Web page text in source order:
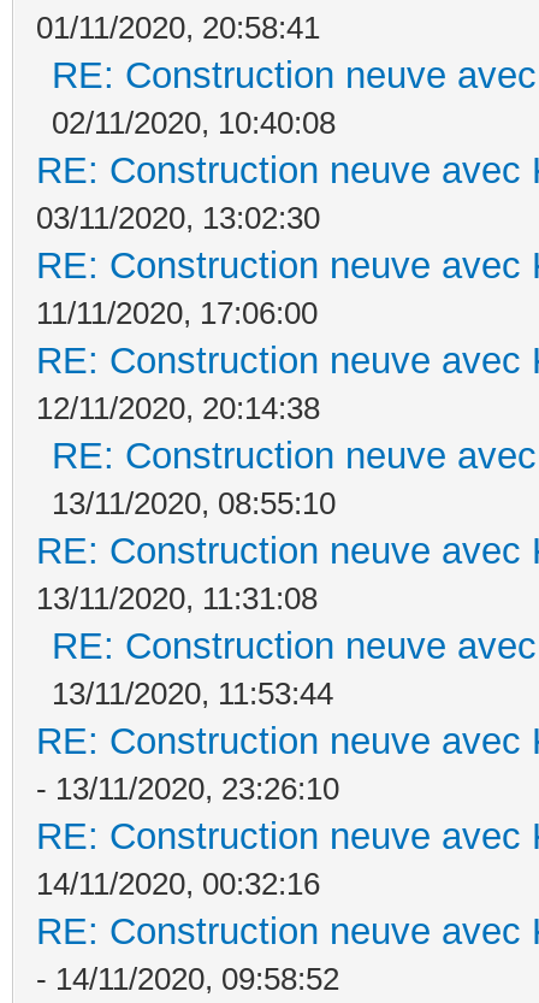
01/11/2020, 20:58:41
RE: Construction neuve
02/11/2020, 10:40:08
RE: Construction neuve avec
03/11/2020, 13:02:30
RE: Construction neuve avec
11/11/2020, 17:06:00
RE: Construction neuve avec
12/11/2020, 20:14:38
RE: Construction neuve
13/11/2020, 08:55:10
RE: Construction neuve avec
13/11/2020, 11:31:08
RE: Construction neuve
13/11/2020, 11:53:44
RE: Construction neuve avec
- 13/11/2020, 23:26:10
RE: Construction neuve avec
14/11/2020, 00:32:16
RE: Construction neuve avec
- 14/11/2020, 09:58:52